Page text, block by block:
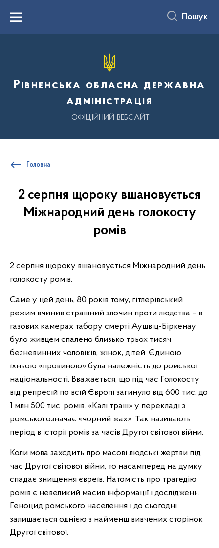
вмістуMenu Пошук
Рівненська обласна державна
адміністрація
ОФІЦІЙНИЙ ВЕБСАЙТ
Головна
2 серпня щороку вшановується
Міжнародний день голокосту
ромів
2 серпня щороку вшановується Міжнародний день
голокосту ромів.
Саме у цей день, 80 років тому, гітлерівський
режим вчинив страшний злочин проти людства – в
газових камерах табору смерті Аушвіц-Біркенау
було живцем спалено близько трьох тисяч
безневинних чоловіків, жінок, дітей. Єдиною
їхньою «провиною» була належність до ромської
національності. Вважається, що під час Голокосту
від репресій по всій Європі загинуло від 600 тис. до
1 млн 500 тис. ромів. «Калі траш» у перекладі з
ромської означає «чорний жах». Так називають
період в історії ромів за часів Другої світової війни.
Коли мова заходить про масові людські жертви під
час Другої світової війни, то насамперед на думку
спадає знищення євреїв. Натомість про трагедію
ромів є невеликий масив інформації і досліджень.
Геноцид ромського населення і до сьогодні
залишається однією з найменш вивчених сторінок
Другої світової.